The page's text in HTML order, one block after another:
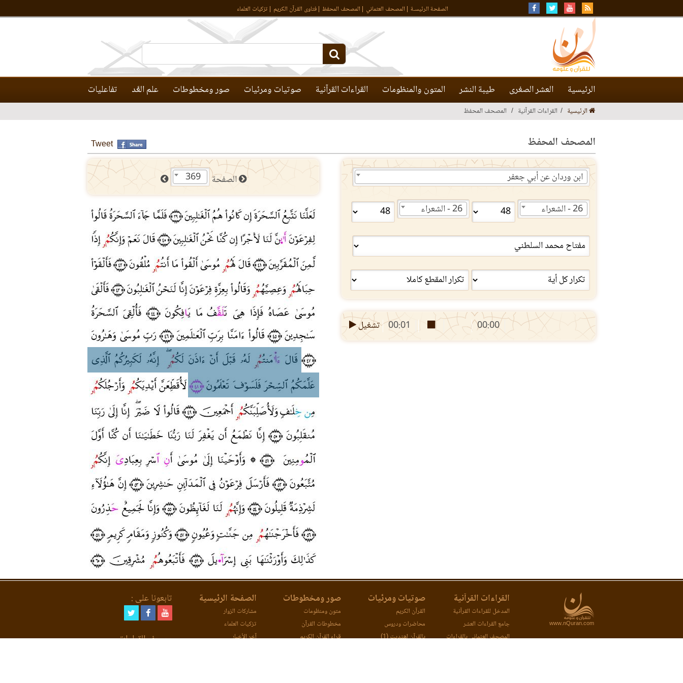
الصفحة الرئيسـة المصحف العثماني المصحف المحفظ فتاوى القرآن الكريم تزكيات العلماء
الرئيسية العشر الصغرى طيبة النشر المتون والمنظومات القراءات القرآنية صوتيات ومرئيات صور ومخطوطات علم العَّد تفاعليات
الرئيسية القراءات القرآنية المصحف المحفظ
المصحف المحفظ Tweet
ابن وردان عن أبي جعفر
26 - الشعراء 26 - الشعراء
00:00
00:01 تشغيل
الصفحة 369
www.nQuran.com
القراءات القرآنية
المدخل للقراءات القرآنية
جامع القراءات العشر
المصحف العثماني بالقراءات
صوتيات ومرئيات
القرآن الكريم
محاضرات ودروس
بالقرآن اهتديت (1)
صور ومخطوطات
متون ومنظومات
مخطوطات القرآن
قراء القرآن الكريم
الصفحة الرئيسية
مشاركات الزوار
تزكيات العلماء
آخر الأخبار
تابعونا على :
مصحف القراءات